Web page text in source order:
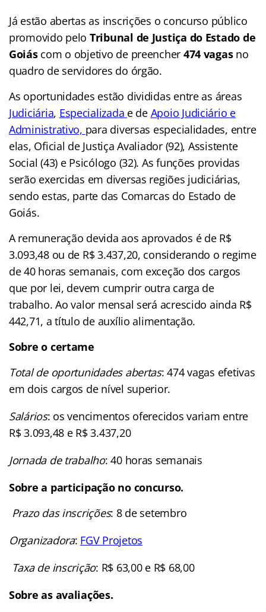
Já estão abertas as inscrições o concurso público
promovido pelo Tribunal de Justiça do Estado de
Goiáscom o objetivo de preencher 474 vagasno
quadro de servidores do órgão.
As oportunidades estão divididas entre as áreas
Judiciária, Especializada e de Apoio Judiciário e
Administrativo, para diversas especialidades, entre
elas, Oficial de Justiça Avaliador (92), Assistente
Social (43) e Psicólogo (32). As funções providas
serão exercidas em diversas regiões judiciárias,
sendo estas, parte das Comarcas do Estado de
Goiás.
A remuneração devida aos aprovados é de R$
3.093,48 ou de R$ 3.437,20, considerando o regime
de 40 horas semanais, com exceção dos cargos
que por lei, devem cumprir outra carga de
trabalho. Ao valor mensal será acrescido ainda R$
442,71, a título de auxílio alimentação.
Sobre o certame
Total de oportunidades abertas: 474 vagas efetivas
em dois cargos de nível superior.
Salários: os vencimentos oferecidos variam entre
R$ 3.093,48 e R$ 3.437,20
Jornada de trabalho: 40 horas semanais
Sobre a participação no concurso.
Prazo das inscrições: 8 de setembro
Organizadora: FGV Projetos
Taxa de inscrição: R$ 63,00 e R$ 68,00
Sobre as avaliações.